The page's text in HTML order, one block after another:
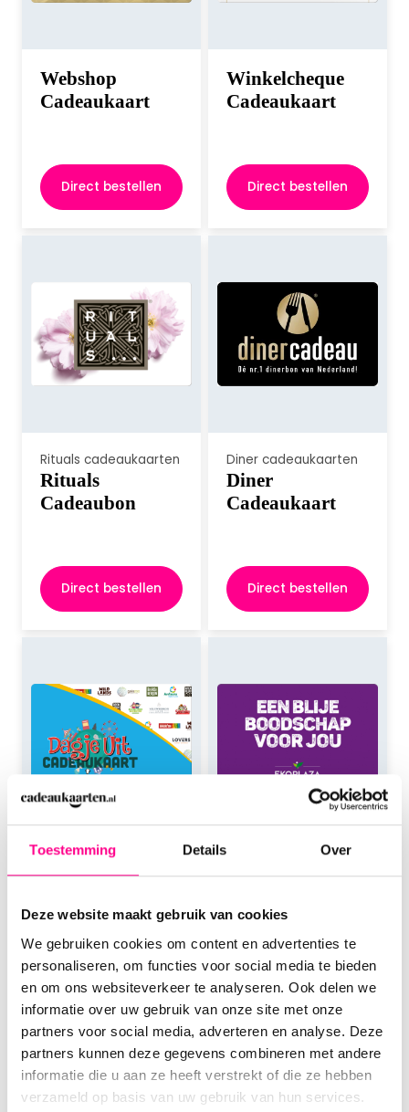
Toestemming Details Over
Deze website maakt gebruik van cookies
We gebruiken cookies om content en advertenties te
personaliseren, om functies voor social media te bieden
en om ons websiteverkeer te analyseren. Ook delen we
informatie over uw gebruik van onze site met onze
partners voor social media, adverteren en analyse. Deze
partners kunnen deze gegevens combineren met andere
informatie die u aan ze heeft verstrekt of die ze hebben
verzameld op basis van uw gebruik van hun services.
Webshop
Cadeaukaart
Direct bestellen
Winkelcheque
Cadeaukaart
Direct bestellen
Rituals cadeaukaarten
Rituals
Cadeaubon
Direct bestellen
Diner cadeaukaarten
Diner
Cadeaukaart
Direct bestellen
Dagje uit
Direct bestellen Direct bestellen